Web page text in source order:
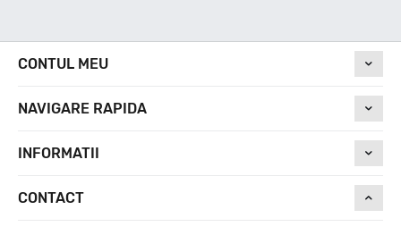
CONTUL MEU
NAVIGARE RAPIDA
INFORMATII
CONTACT